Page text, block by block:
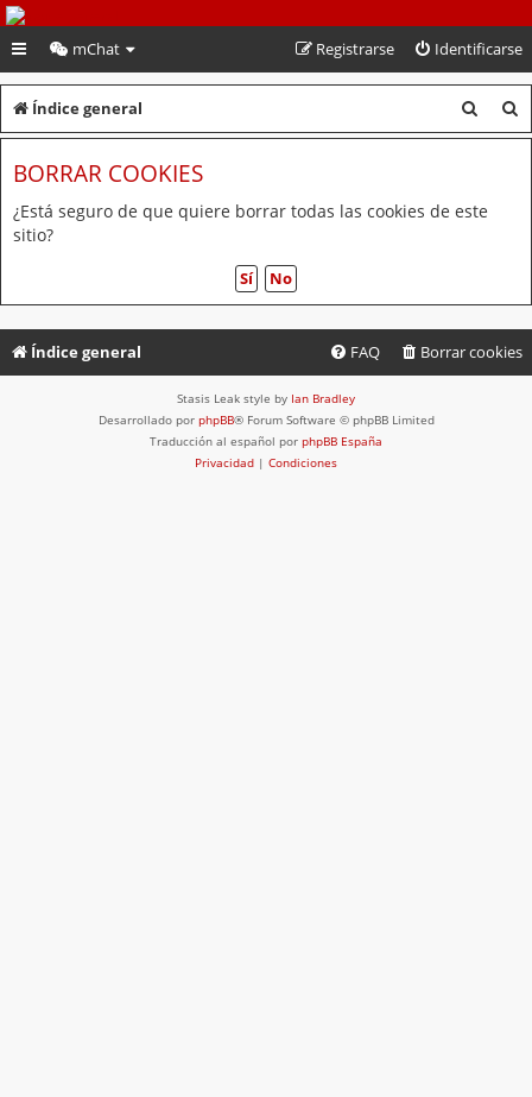
PeruVoley.com
mChat Identificarse
Registrarse
Índice general
u
u
c
BORRAR COOKIES
¿Está seguro de que quiere borrar todas las cookies de este
sitio?
Índice general Borrar cookies
FAQ
Stasis Leak style by Ian Bradley
Desarrollado por phpBB® Forum Software © phpBB Limited
Traducción al español por phpBB España
Privacidad | Condiciones